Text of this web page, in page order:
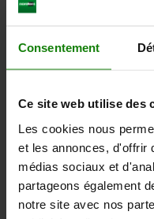
Consentement
Ce site web utilise des
Les cookies nous
et les annonces, d'offrir
médias sociaux et
partageons également
notre site avec nos
DETAILS
Other